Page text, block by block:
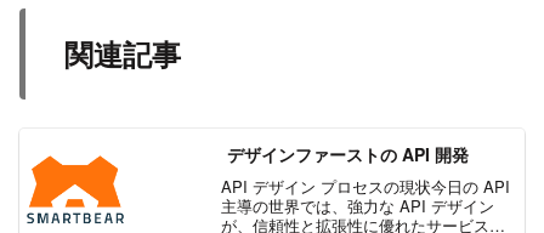
関連記事
デザインファーストの API 開発
API デザイン プロセスの現状今日の API
主導の世界では、強力な API デザイン
が、信頼性と拡張性に優れたサービスを